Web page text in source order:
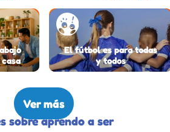
El fútbol es para todas
y todos
Ver más
sobre aprendo a ser